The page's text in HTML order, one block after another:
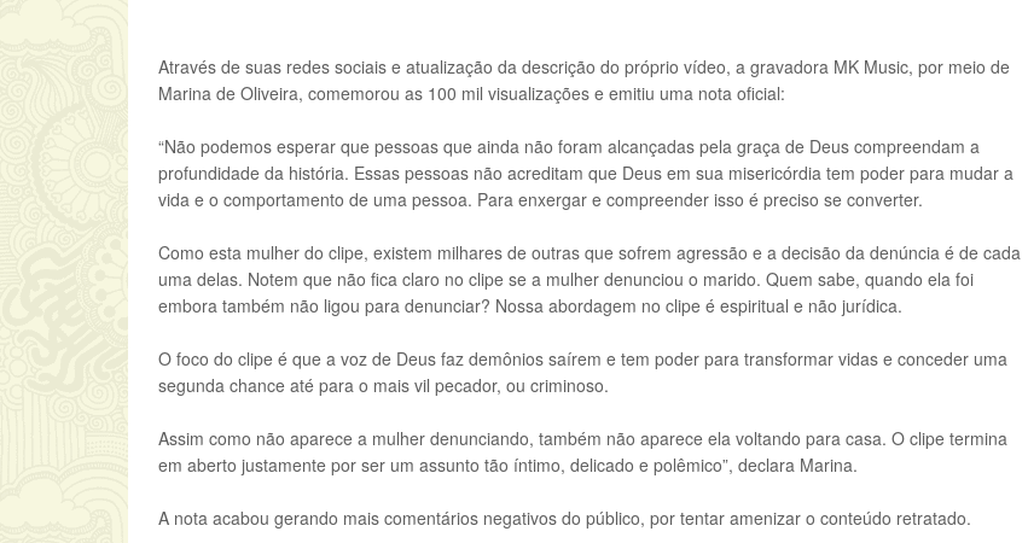
Através de suas redes sociais e atualização da descrição do próprio vídeo, a gravadora MK Music, por meio de
Marina de Oliveira, comemorou as 100 mil visualizações e emitiu uma nota oficial:
“Não podemos esperar que pessoas que ainda não foram alcançadas pela graça de Deus compreendam a
profundidade da história. Essas pessoas não acreditam que Deus em sua misericórdia tem poder para mudar a
vida e o comportamento de uma pessoa. Para enxergar e compreender isso é preciso se converter.
Como esta mulher do clipe, existem milhares de outras que sofrem agressão e a decisão da denúncia é de cada
uma delas. Notem que não fica claro no clipe se a mulher denunciou o marido. Quem sabe, quando ela foi
embora também não ligou para denunciar? Nossa abordagem no clipe é espiritual e não jurídica.
O foco do clipe é que a voz de Deus faz demônios saírem e tem poder para transformar vidas e conceder uma
segunda chance até para o mais vil pecador, ou criminoso.
Assim como não aparece a mulher denunciando, também não aparece ela voltando para casa. O clipe termina
em aberto justamente por ser um assunto tão íntimo, delicado e polêmico”, declara Marina.
A nota acabou gerando mais comentários negativos do público, por tentar amenizar o conteúdo retratado.